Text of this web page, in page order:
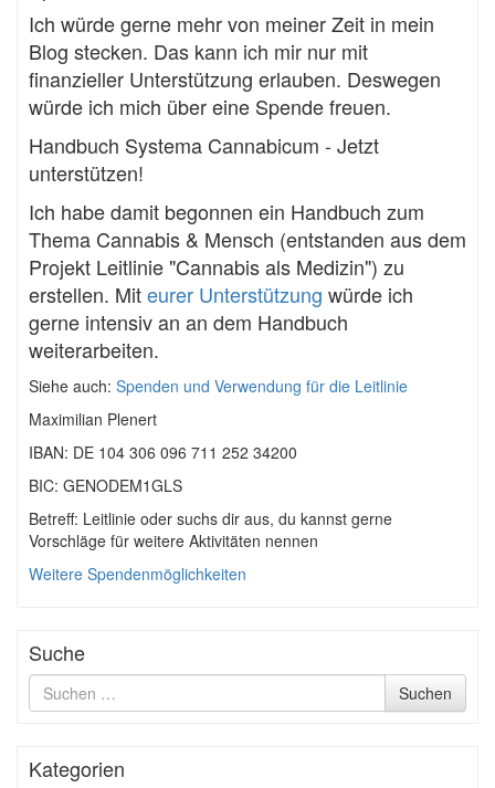
Ich würde gerne mehr von meiner Zeit in mein
Blog stecken. Das kann ich mir nur mit
finanzieller Unterstützung erlauben. Deswegen
würde ich mich über eine Spende freuen.
Handbuch Systema Cannabicum - Jetzt
unterstützen!
Ich habe damit begonnen ein Handbuch zum
Thema Cannabis & Mensch (entstanden aus dem
Projekt Leitlinie "Cannabis als Medizin") zu
erstellen. Miteurer Unterstützung würde ich
gerne intensiv an an dem Handbuch
weiterarbeiten.
Siehe auch: Spenden und Verwendung für die Leitlinie
Maximilian Plenert
IBAN: DE 104 306 096 711 252 34200
BIC: GENODEM1GLS
Betreff: Leitlinie oder suchs dir aus, du kannst gerne
Vorschläge für weitere Aktivitäten nennen
Weitere Spendenmöglichkeiten
Suche
Suche
nach
Suchen
Kategorien